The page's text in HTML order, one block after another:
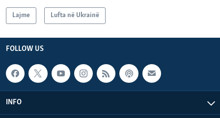
Lajme Lufta në Ukrainë
FOLLOW US
INFO